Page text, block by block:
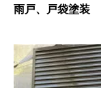
雨戸、戸袋塗装